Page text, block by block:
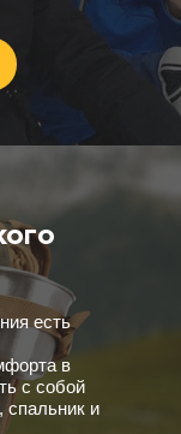
есть
в
с собой
спальник и